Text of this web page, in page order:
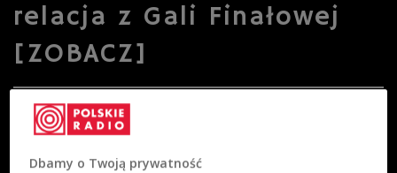
relacja z Gali Finałowej
[ZOBACZ]
Dbamy o Twoją prywatność